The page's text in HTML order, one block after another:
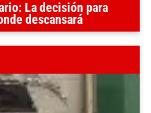
La decisión para
descansará